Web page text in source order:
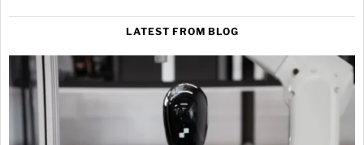
LATEST FROM BLOG